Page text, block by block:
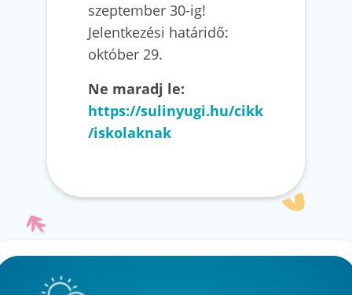
szeptember 30-ig!
Jelentkezési határidő:
október 29.
Ne maradj le:
https://sulinyugi.hu/cikk
/iskolaknak